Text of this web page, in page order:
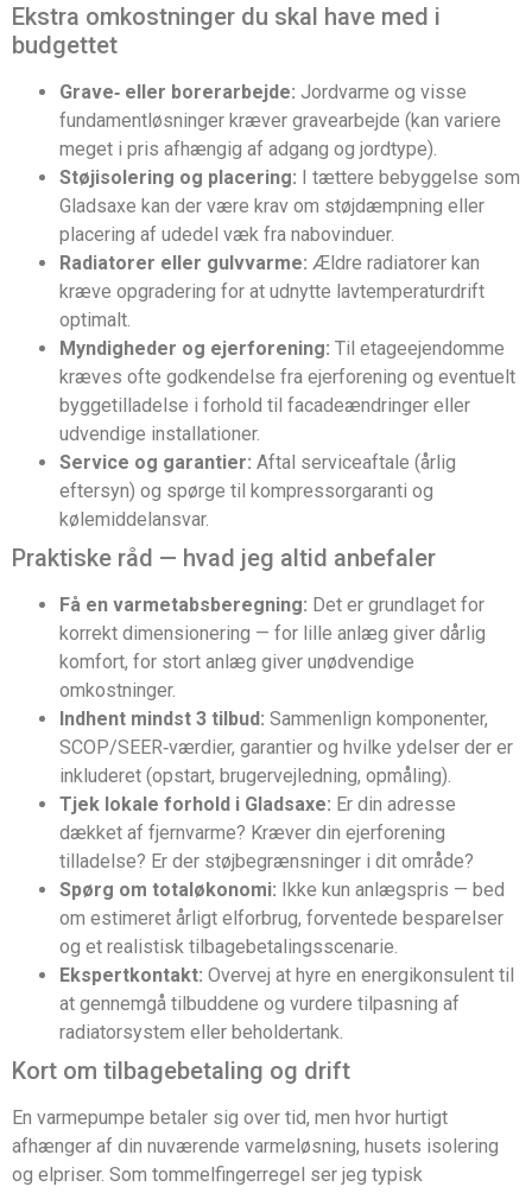
Ekstra omkostninger du skal have med i
budgettet
Grave‑ eller borerarbejde: Jordvarme og visse
fundamentløsninger kræver gravearbejde (kan variere
meget i pris afhængig af adgang og jordtype).
Støjisolering og placering: I tættere bebyggelse som
Gladsaxe kan der være krav om støjdæmpning eller
placering af udedel væk fra nabovinduer.
Radiatorer eller gulvvarme: Ældre radiatorer kan
kræve opgradering for at udnytte lavtemperaturdrift
optimalt.
Myndigheder og ejerforening: Til etageejendomme
kræves ofte godkendelse fra ejerforening og eventuelt
byggetilladelse i forhold til facadeændringer eller
udvendige installationer.
Service og garantier: Aftal serviceaftale (årlig
eftersyn) og spørge til kompressorgaranti og
kølemiddelansvar.
Praktiske råd — hvad jeg altid anbefaler
Få en varmetabsberegning: Det er grundlaget for
korrekt dimensionering — for lille anlæg giver dårlig
komfort, for stort anlæg giver unødvendige
omkostninger.
Indhent mindst 3 tilbud: Sammenlign komponenter,
SCOP/SEER‑værdier, garantier og hvilke ydelser der er
inkluderet (opstart, brugervejledning, opmåling).
Tjek lokale forhold i Gladsaxe: Er din adresse
dækket af fjernvarme? Kræver din ejerforening
tilladelse? Er der støjbegrænsninger i dit område?
Spørg om totaløkonomi: Ikke kun anlægspris — bed
om estimeret årligt elforbrug, forventede besparelser
og et realistisk tilbagebetalingsscenarie.
Ekspertkontakt: Overvej at hyre en energikonsulent til
at gennemgå tilbuddene og vurdere tilpasning af
radiatorsystem eller beholdertank.
Kort om tilbagebetaling og drift
En varmepumpe betaler sig over tid, men hvor hurtigt
afhænger af din nuværende varmeløsning, husets isolering
og elpriser. Som tommelfingerregel ser jeg typisk